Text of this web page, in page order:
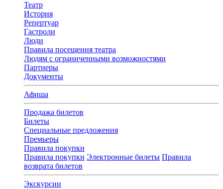
Театр
История
Репертуар
Гастроли
Люди
Правила посещения театра
Людям с ограниченными возможностями
Партнеры
Документы
Афиша
Продажа билетов
Билеты
Специальные предложения
Премьеры
Правила покупки
Правила покупки Электронные билеты Правила
возврата билетов
Экскурсии